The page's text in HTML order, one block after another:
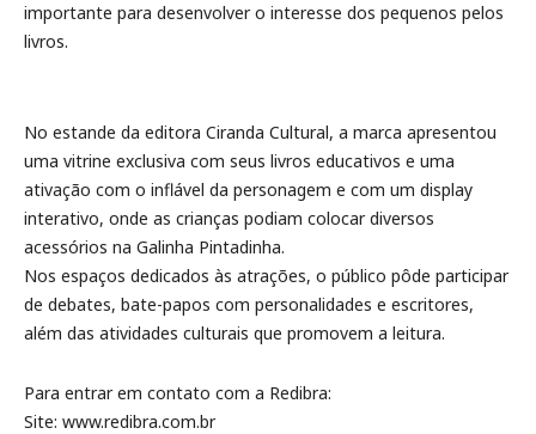
importante para desenvolver o interesse dos pequenos pelos
livros.
No estande da editora Ciranda Cultural, a marca apresentou
uma vitrine exclusiva com seus livros educativos e uma
ativação com o inflável da personagem e com um display
interativo, onde as crianças podiam colocar diversos
acessórios na Galinha Pintadinha.
Nos espaços dedicados às atrações, o público pôde participar
de debates, bate-papos com personalidades e escritores,
além das atividades culturais que promovem a leitura.
Para entrar em contato com a Redibra:
Site: www.redibra.com.br